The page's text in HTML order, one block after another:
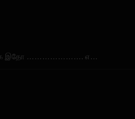
இதோ …………………. எ…